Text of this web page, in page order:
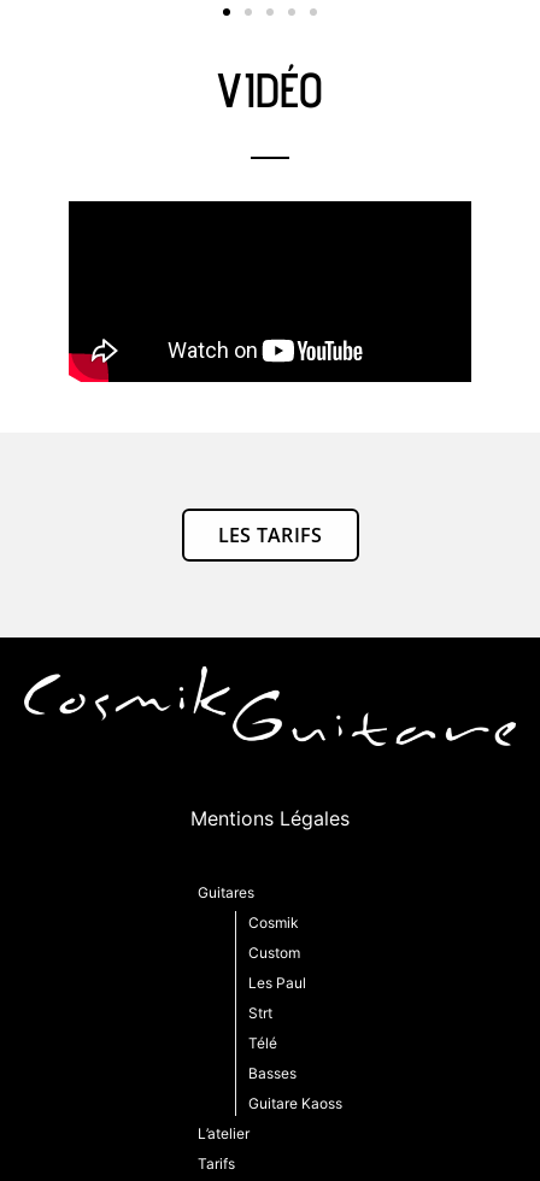
VIDÉO
LES TARIFS
Mentions Légales
Guitares
Cosmik
Custom
Les Paul
Strt
Télé
Basses
Guitare Kaoss
L’atelier
Tarifs